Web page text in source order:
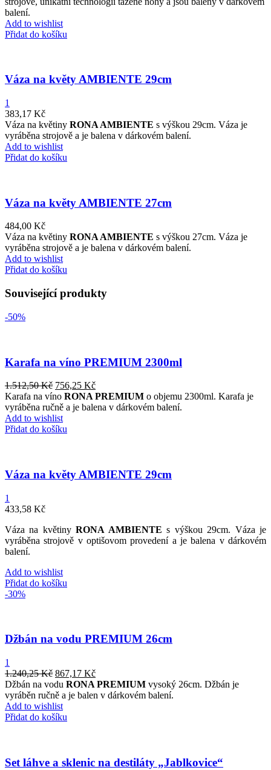
balení.
Add to wishlist
Přidat do košíku
Váza na květy AMBIENTE 29cm
1
383,17 Kč
Váza na květiny RONA AMBIENTE s výškou 29cm. Váza je
vyráběna strojově a je balena v dárkovém balení.
Add to wishlist
Přidat do košíku
Váza na květy AMBIENTE 27cm
484,00 Kč
Váza na květiny RONA AMBIENTE s výškou 27cm. Váza je
vyráběna strojově a je balena v dárkovém balení.
Add to wishlist
Přidat do košíku
Související produkty
-50%
Karafa na víno PREMIUM 2300ml
1.512,50Kč 756,25 Kč
Karafa na víno RONA PREMIUM o objemu 2300ml. Karafa je
vyráběna ručně a je balena v dárkovém balení.
Add to wishlist
Přidat do košíku
Váza na květy AMBIENTE 29cm
1
433,58 Kč
Váza na květiny RONA AMBIENTE s výškou 29cm. Váza je
vyráběna strojově v optišovom provedení a je balena v dárkovém
balení.
Add to wishlist
Přidat do košíku
-30%
Džbán na vodu PREMIUM 26cm
1
1.240,25Kč 867,17 Kč
Džbán na vodu RONA PREMIUM vysoký 26cm. Džbán je
vyráběn ručně a je balen v dárkovém balení.
Add to wishlist
Přidat do košíku
Set láhve a sklenic na destiláty „Jablkovice“